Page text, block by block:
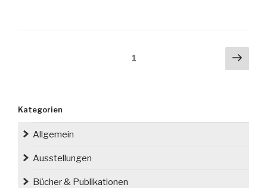
Seitennummerierung1
Kategorien
Allgemein
Ausstellungen
Bücher & Publikationen